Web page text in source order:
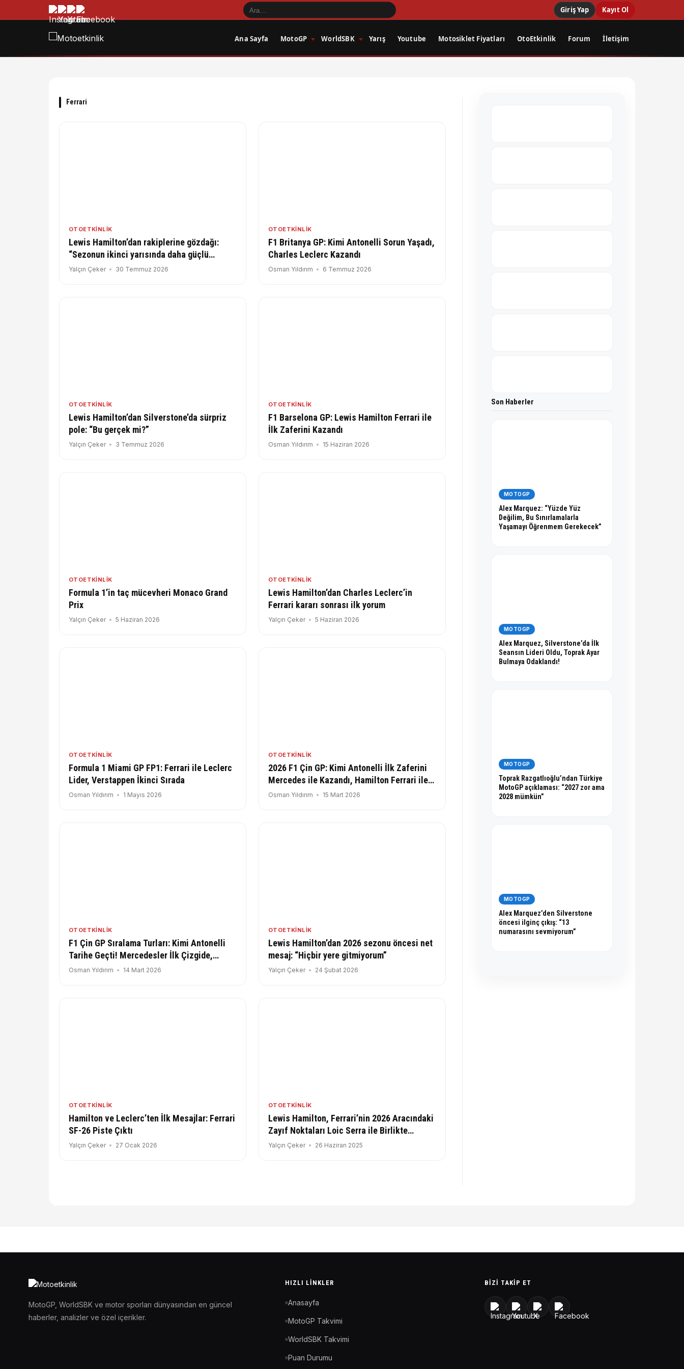
Giriş Yap Kayıt Ol
Ana Sayfa MotoGP WorldSBK Yarış Youtube Motosiklet Fiyatları OtoEtkinlik Forum İletişim
Ferrari
OTOETKINLIK
Lewis Hamilton’dan rakiplerine gözdağı:
“Sezonun ikinci yarısında daha güçlü
olacağım”
Yalçın Çeker 30 Temmuz 2026
OTOETKINLIK
F1 Britanya GP: Kimi Antonelli Sorun Yaşadı,
Charles Leclerc Kazandı
Osman Yıldırım 6 Temmuz 2026
OTOETKINLIK
Lewis Hamilton’dan Silverstone’da sürpriz
pole: “Bu gerçek mi?”
Yalçın Çeker 3 Temmuz 2026
OTOETKINLIK
F1 Barselona GP: Lewis Hamilton Ferrari ile
İlk Zaferini Kazandı
Osman Yıldırım 15 Haziran 2026
OTOETKINLIK
Formula 1’in taç mücevheri Monaco Grand
Prix
Yalçın Çeker 5 Haziran 2026
OTOETKINLIK
Lewis Hamilton’dan Charles Leclerc’in
Ferrari kararı sonrası ilk yorum
Yalçın Çeker 5 Haziran 2026
OTOETKINLIK
Formula 1 Miami GP FP1: Ferrari ile Leclerc
Lider, Verstappen İkinci Sırada
Osman Yıldırım 1 Mayıs 2026
OTOETKINLIK
2026 F1 Çin GP: Kimi Antonelli İlk Zaferini
Mercedes ile Kazandı, Hamilton Ferrari ile
Podyumda!
Osman Yıldırım 15 Mart 2026
OTOETKINLIK
F1 Çin GP Sıralama Turları: Kimi Antonelli
Tarihe Geçti! Mercedesler İlk Çizgide,
Ferrariler 3-4
Osman Yıldırım 14 Mart 2026
OTOETKINLIK
Lewis Hamilton’dan 2026 sezonu öncesi net
mesaj: “Hiçbir yere gitmiyorum”
Yalçın Çeker 24 Şubat 2026
OTOETKINLIK
Hamilton ve Leclerc’ten İlk Mesajlar: Ferrari
SF-26 Piste Çıktı
Yalçın Çeker 27 Ocak 2026
OTOETKINLIK
Lewis Hamilton, Ferrari’nin 2026 Aracındaki
Zayıf Noktaları Loic Serra ile Birlikte
Gidermeye Çalışıyor
Yalçın Çeker 26 Haziran 2025
Son Haberler
MOTOGP
Alex Marquez: “Yüzde Yüz
Değilim, Bu Sınırlamalarla
Yaşamayı Öğrenmem Gerekecek”
MOTOGP
Alex Marquez, Silverstone’da İlk
Seansın Lideri Oldu, Toprak Ayar
Bulmaya Odaklandı!
MOTOGP
Toprak Razgatlıoğlu’ndan Türkiye
MotoGP açıklaması: “2027 zor ama
2028 mümkün”
MOTOGP
Alex Marquez’den Silverstone
öncesi ilginç çıkış: “13
numarasını sevmiyorum”
MotoGP, WorldSBK ve motor sporları dünyasından en güncel
haberler, analizler ve özel içerikler.
HIZLI LINKLER
Anasayfa
MotoGP Takvimi
WorldSBK Takvimi
Puan Durumu
BIZI TAKIP ET